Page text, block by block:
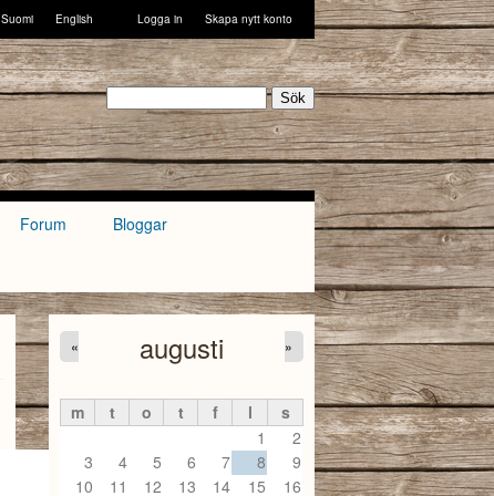
Suomi English Logga in Skapa nytt konto
Forum Bloggar
augusti
« »
m t o t f l
s
1
2
3
4 5 6 7 8
9
10
11 12 13 14 15
16